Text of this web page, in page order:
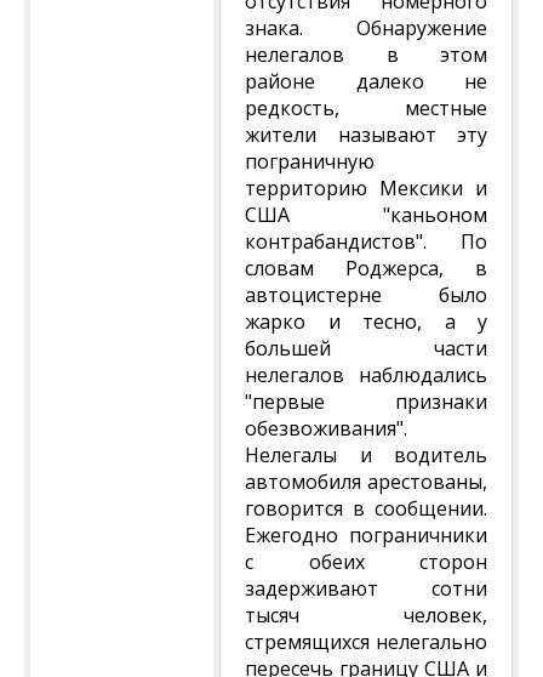
знака. Обнаружение
нелегалов в этом
районе далеко не
редкость, местные
жители называют эту
пограничную
территорию Мексики и
США "каньоном
контрабандистов". По
словам Роджерса, в
автоцистерне было
жарко и тесно, а у
большей части
нелегалов наблюдались
"первые признаки
обезвоживания".
Нелегалы и водитель
автомобиля арестованы,
говорится в сообщении.
Ежегодно пограничники
с обеих сторон
задерживают сотни
тысяч человек,
стремящихся нелегально
пересечь границу США и